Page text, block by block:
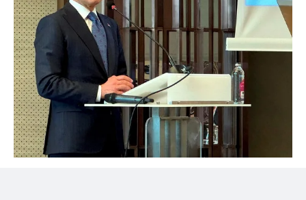
için Ayarlar butonuna tıklayabilir,
Çerez Bilgilendirme
Metnimizi
ziyaret edebilirsiniz.
6698 sayılı Kişisel Verilerin Korunması Kanunu uyarınca
hazırlanmış Aydınlatma Metnimizi okumak ve sitemizde
ilgili mevzuata uygun olarak kullanılan çerezlerle ilgili bilgi
almak için lütfentıklayınız.